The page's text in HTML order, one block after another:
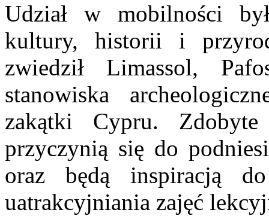
Udział w mobilności
kultury, historii i
zwiedził Limassol,
stanowiska
zakątki Cypru.
przyczynią się do
oraz będą inspiracją
uatrakcyjniania zajęć